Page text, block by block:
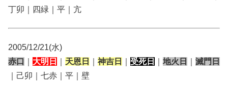
丁卯｜四緑｜平｜亢
2005/12/21(水)
赤口
大明日 天恩日 神吉日 受死日 地火日
滅門日
｜己卯｜七赤｜平｜壁